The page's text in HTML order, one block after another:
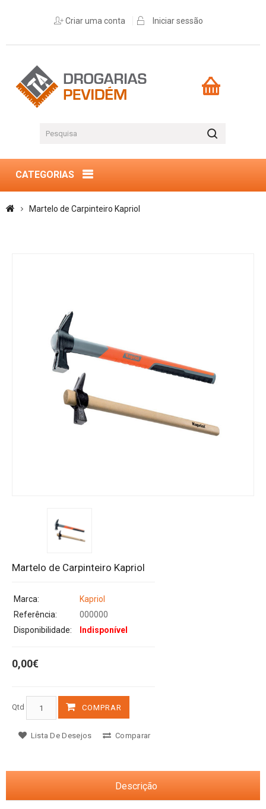
Criar uma conta Iniciar sessão
CATEGORIAS
Martelo de Carpinteiro Kapriol
Martelo de Carpinteiro Kapriol
Marca:
Kapriol
Referência:
000000
Disponibilidade:
Indisponível
0,00€
Qtd COMPRAR
Lista De Desejos Comparar
Descrição